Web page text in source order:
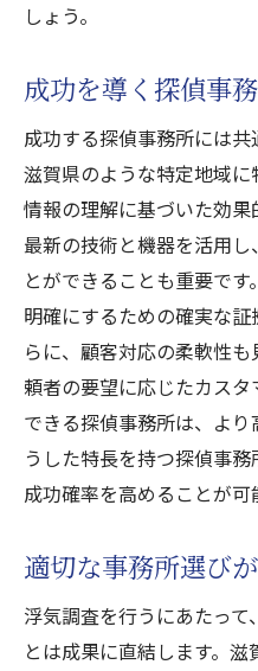
しょう。
成功を導く探偵事
成功する探偵事務所には共
滋賀県のような特定地域
情報の理解に基づいた効果
最新の技術と機器を活用
とができることも重要で
明確にするための確実な
らに、顧客対応の柔軟性
頼者の要望に応じたカス
できる探偵事務所は、よ
うした特長を持つ探偵事
成功確率を高めることが可
適切な事務所選び
浮気調査を行うにあたっ
とは成果に直結します。